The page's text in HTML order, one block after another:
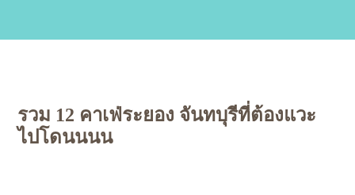
รวม 12 คาเฟ่ระยอง จันทบุรีที่ต้องแวะ
ไปโดนนนน